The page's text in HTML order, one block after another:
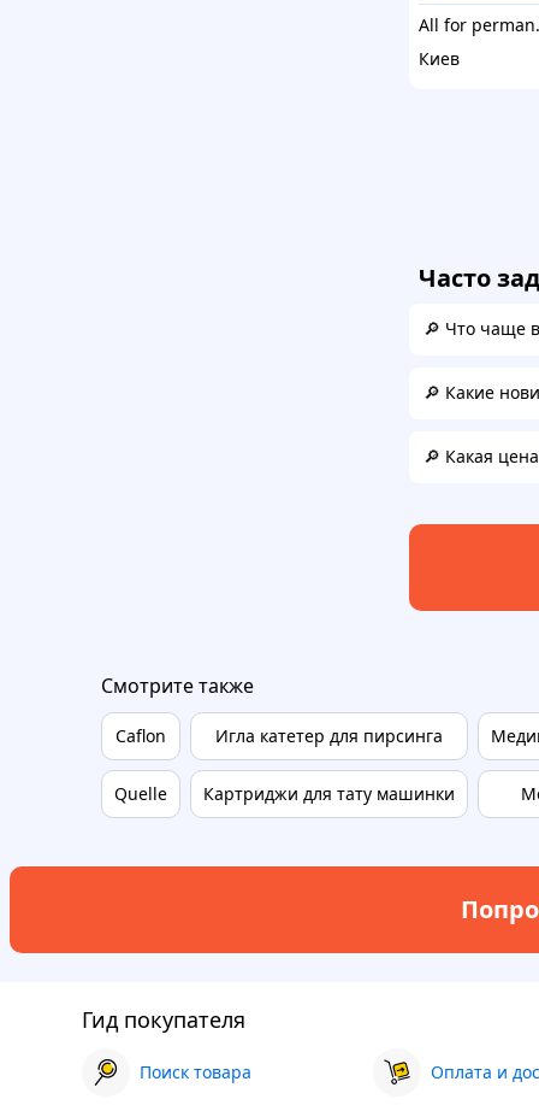
All
Киев
Часто
🔎 Что чаще
🔎 Какие
🔎 Какая
Смотрите также
Caflon
Quelle
Игла катетер для пирсинга
Картриджи для тату машинки
Гид покупателя
Поиск товара Оплата и